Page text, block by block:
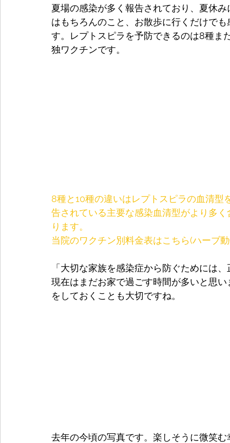
夏場の感染が多く報告されており、夏休
はもちろんのこと、お散歩に行くだけで
す。レプトスピラを予防できるのは8種ま
独ワクチンです。
8種と10種の違いはレプトスピラの血清
告されている主要な感染血清型がより多
ります。
当院のワクチン別料金表はこちら(ハー
「大切な家族を感染症から防ぐためには
現在はまだお家で過ごす時間が多いと思
をしておくことも大切ですね。
去年の今頃の写真です。楽しそうに微笑む